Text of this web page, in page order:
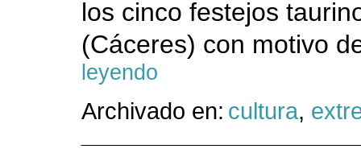
los cinco festejos
(Cáceres) con motivo
leyendo
Archivado en: cultura,